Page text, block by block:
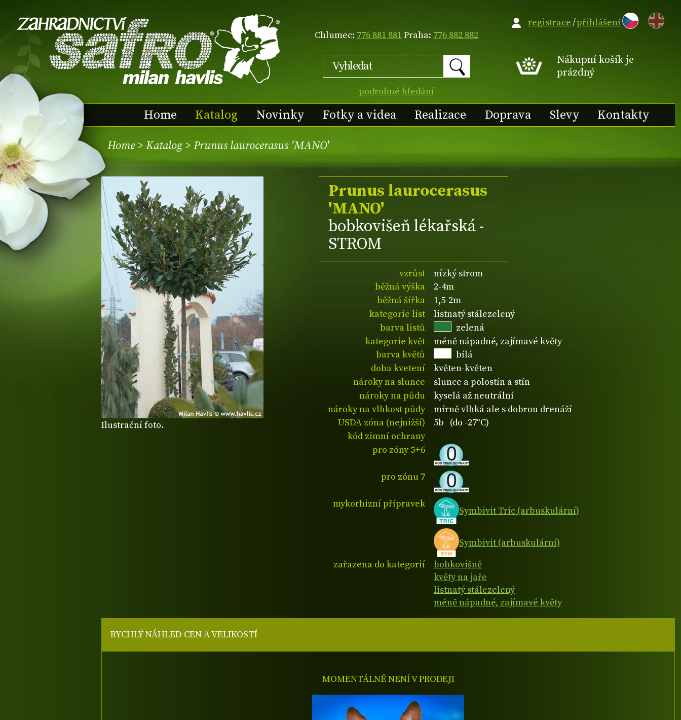
Chlumec: 776 881 881Praha: 776 882 882
podrobné hledání
EN
Nákupní košík je
prázdný
Home Katalog Novinky Fotky a videa Realizace Doprava Slevy Kontakty
registrace/přihlášení
Home > Katalog> Prunus laurocerasus 'MANO'
Ilustrační foto.
Prunus laurocerasus
'MANO'
bobkovišeň lékařská -
STROM
vzrůst
nízký strom
běžná výška
2-4m
běžná šířka
1,5-2m
kategorie list
listnatý stálezelený
barva listů
zelená
kategorie květ
méně nápadné, zajímavé květy
barva květů
bílá
doba kvetení
květen-květen
nároky na slunce
slunce a polostín a stín
nároky na půdu
kyselá až neutrální
nároky na vlhkost půdy
mírně vlhká ale s dobrou drenáží
USDA zóna (nejnižší)
5b (do -27°C)
kód zimní ochrany
pro zóny 5+6
pro zónu 7
mykorhizní přípravek
Symbivit Tric (arbuskulární)
Symbivit (arbuskulární)
zařazena do kategorií
bobkovišně
květy na jaře
listnatý stálezelený
méně nápadné, zajímavé květy
RYCHLÝ NÁHLED CEN A VELIKOSTÍ
MOMENTÁLNĚ NENÍ V PRODEJI